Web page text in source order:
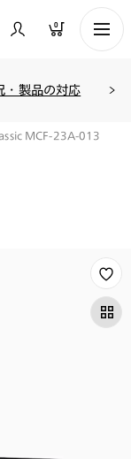
0
・製品の対応
MCF-23A-013